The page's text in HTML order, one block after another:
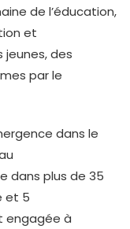
de l’éducation,
et
jeunes, des
par le
dans le
dans plus de 35
et 5
engagée à